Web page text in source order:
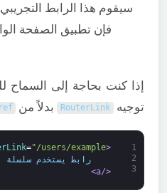
سيقوم هذا الرابط
إذا كنت بحاجة إلى السماح
توجيه
RouterLink بدلاً من
1
2
3
<a
="/users/example"
رابط يستخدم سلسلة
</a>